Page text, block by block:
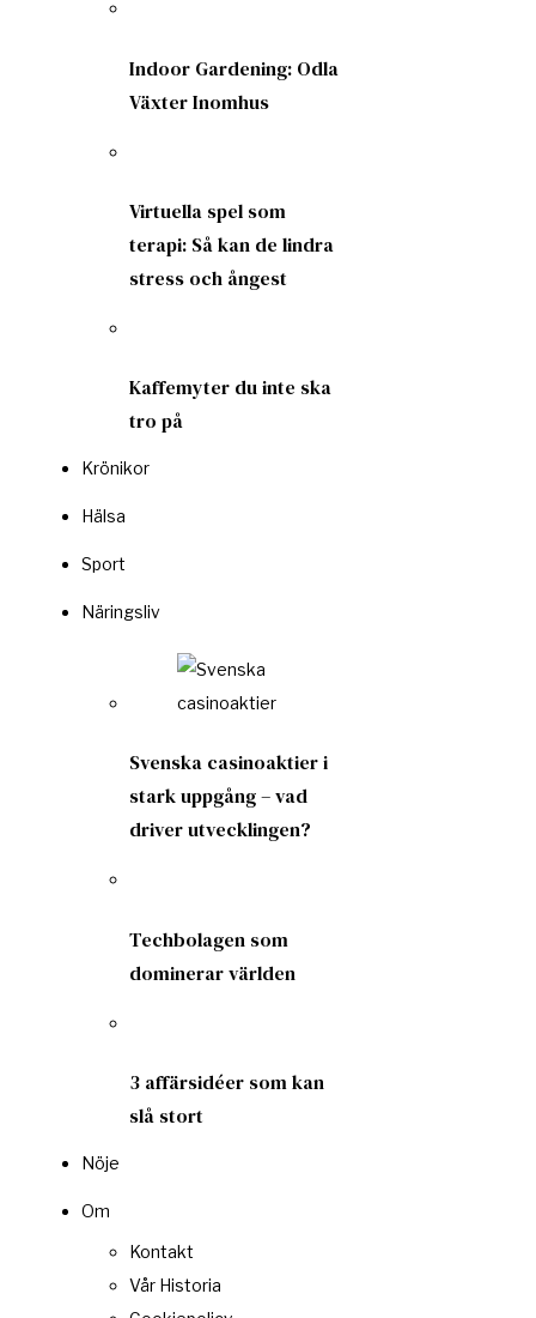
Indoor Gardening: Odla
Växter Inomhus
Virtuella spel som
terapi: Så kan de lindra
stress och ångest
Kaffemyter du inte ska
tro på
Krönikor
Hälsa
Sport
Näringsliv
Svenska casinoaktier i
stark uppgång – vad
driver utvecklingen?
Techbolagen som
dominerar världen
3 affärsidéer som kan
slå stort
Nöje
Om
Kontakt
Vår Historia